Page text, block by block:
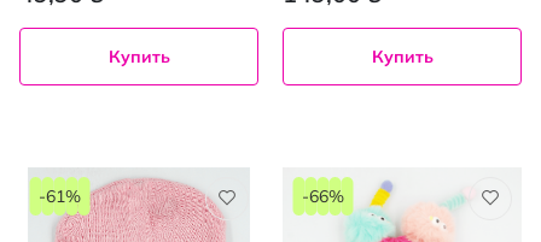
Купить Купить
-61% -66%